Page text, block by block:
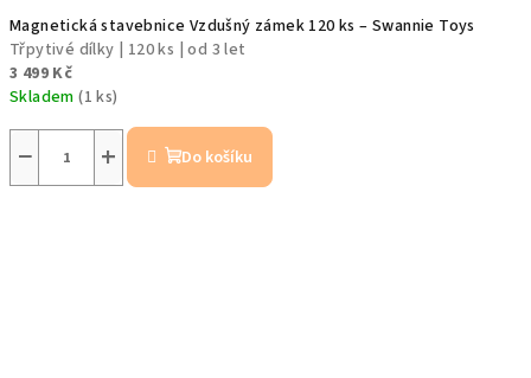
Magnetická stavebnice Vzdušný zámek 120 ks – Swannie Toys
Třpytivé dílky | 120 ks | od 3 let
3 499 Kč
Skladem(1 ks)
+
− Do košíku